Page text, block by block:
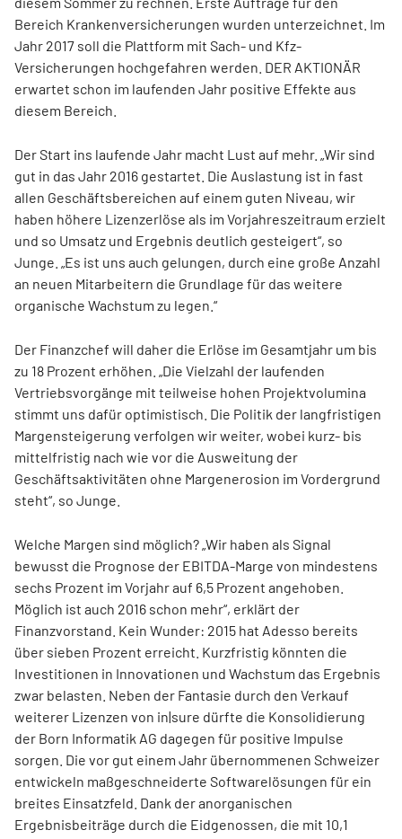
Bereich Krankenversicherungen wurden unterzeichnet. Im
Jahr 2017 soll die Plattform mit Sach- und Kfz-
Versicherungen hochgefahren werden. DER AKTIONÄR
erwartet schon im laufenden Jahr positive Effekte aus
diesem Bereich.
Der Start ins laufende Jahr macht Lust auf mehr. „Wir sind
gut in das Jahr 2016 gestartet. Die Auslastung ist in fast
allen Geschäftsbereichen auf einem guten Niveau, wir
haben höhere Lizenzerlöse als im Vorjahreszeitraum erzielt
und so Umsatz und Ergebnis deutlich gesteigert“, so
Junge. „Es ist uns auch gelungen, durch eine große Anzahl
an neuen Mitarbeitern die Grundlage für das weitere
organische Wachstum zu legen.“
Der Finanzchef will daher die Erlöse im Gesamtjahr um bis
zu 18 Prozent erhöhen. „Die Vielzahl der laufenden
Vertriebsvorgänge mit teilweise hohen Projektvolumina
stimmt uns dafür optimistisch. Die Politik der langfristigen
Margensteigerung verfolgen wir weiter, wobei kurz- bis
mittelfristig nach wie vor die Ausweitung der
Geschäftsaktivitäten ohne Margenerosion im Vordergrund
steht“, so Junge.
Welche Margen sind möglich? „Wir haben als Signal
bewusst die Prognose der EBITDA-Marge von mindestens
sechs Prozent im Vorjahr auf 6,5 Prozent angehoben.
Möglich ist auch 2016 schon mehr“, erklärt der
Finanzvorstand. Kein Wunder: 2015 hat Adesso bereits
über sieben Prozent erreicht. Kurzfristig könnten die
Investitionen in Innovationen und Wachstum das Ergebnis
zwar belasten. Neben der Fantasie durch den Verkauf
weiterer Lizenzen von in|sure dürfte die Konsolidierung
der Born Informatik AG dagegen für positive Impulse
sorgen. Die vor gut einem Jahr übernommenen Schweizer
entwickeln maßgeschneiderte Softwarelösungen für ein
breites Einsatzfeld. Dank der anorganischen
Ergebnisbeiträge durch die Eidgenossen, die mit 10,1